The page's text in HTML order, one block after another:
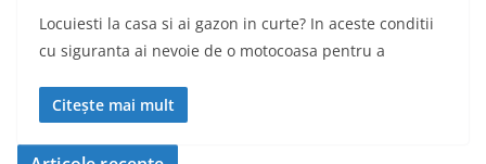
Locuiesti la casa si ai gazon in curte? In aceste conditii
cu siguranta ai nevoie de o motocoasa pentru a
Citește mai mult